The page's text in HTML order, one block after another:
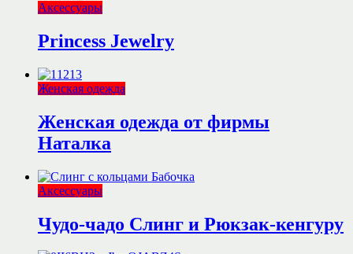
Аксессуары
Princess Jewelry
Женская одежда
Женская одежда от фирмы
Наталка
Аксессуары
Чудо-чадо Слинг и Рюкзак-кенгуру